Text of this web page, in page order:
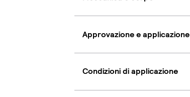
Approvazione e applicazione
Condizioni di applicazione